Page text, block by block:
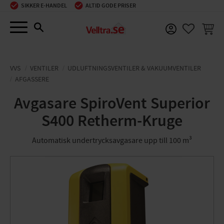
Menu
SIKKER E-HANDEL ALTID GODE PRISER
VVS VENTILER
UDLUFTNINGSVENTILER & VAKUUMVENTILER
AFGASSERE
Avgasare SpiroVent Superior
S400 Retherm-Kruge
Automatisk undertrycksavgasare upp till 100 m³